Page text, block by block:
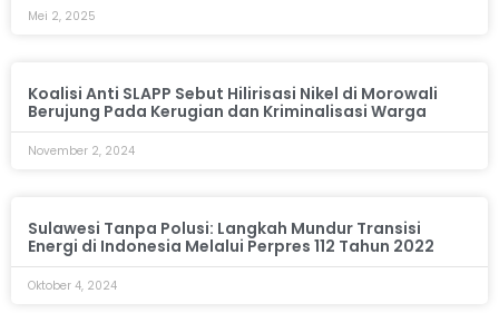
Mei 2, 2025
Koalisi Anti SLAPP Sebut Hilirisasi Nikel di Morowali
Berujung Pada Kerugian dan Kriminalisasi Warga
November 2, 2024
Sulawesi Tanpa Polusi: Langkah Mundur Transisi
Energi di Indonesia Melalui Perpres 112 Tahun 2022
Oktober 4, 2024